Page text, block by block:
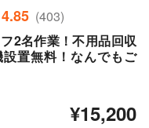
4.85 (403)
2名作業！不用品回収
置無料！なんでもご
¥15,200